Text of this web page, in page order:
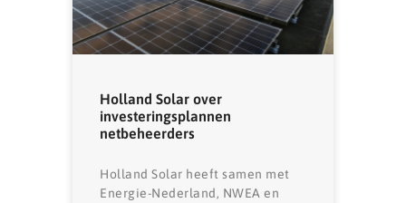
Holland Solar over
investeringsplannen
netbeheerders
Holland Solar heeft samen met
Energie-Nederland, NWEA en